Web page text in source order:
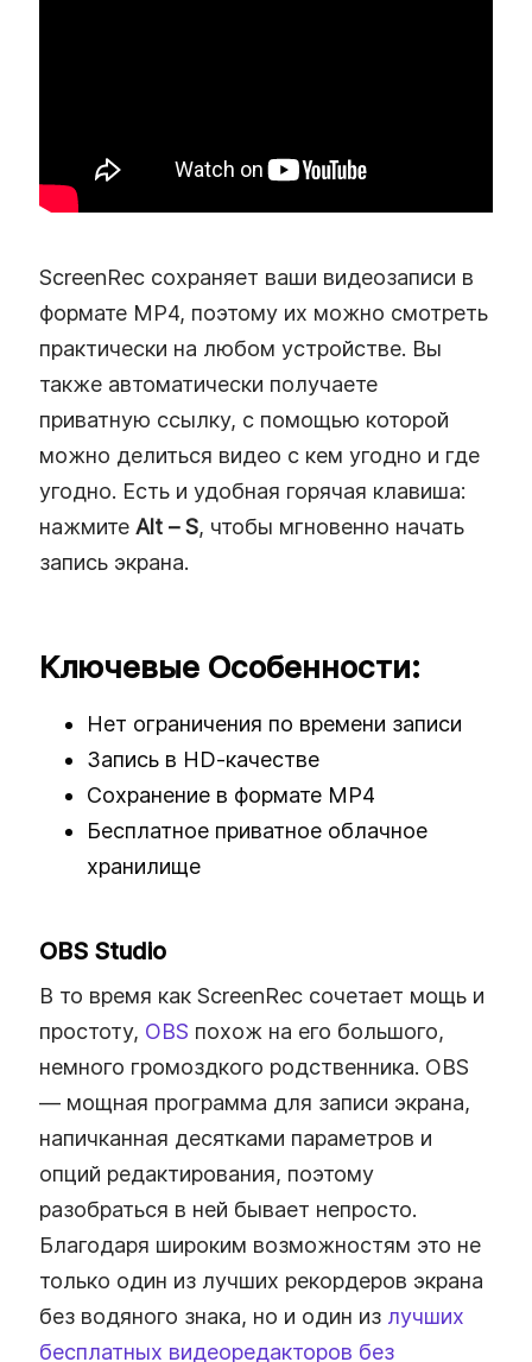
ScreenRec сохраняет ваши видеозаписи в
формате MP4, поэтому их можно смотреть
практически на любом устройстве. Вы
также автоматически получаете
приватную ссылку, с помощью которой
можно делиться видео с кем угодно и где
угодно. Есть и удобная горячая клавиша:
нажмите Alt – S, чтобы мгновенно начать
запись экрана.
Ключевые Особенности:
Нет ограничения по времени записи
Запись в HD‑качестве
Сохранение в формате MP4
Бесплатное приватное облачное
хранилище
OBS Studio
В то время как ScreenRec сочетает мощь и
простоту, OBS похож на его большого,
немного громоздкого родственника. OBS
— мощная программа для записи экрана,
напичканная десятками параметров и
опций редактирования, поэтому
разобраться в ней бывает непросто.
Благодаря широким возможностям это не
только один из лучших рекордеров экрана
без водяного знака, но и один из лучших
бесплатных видеоредакторов без